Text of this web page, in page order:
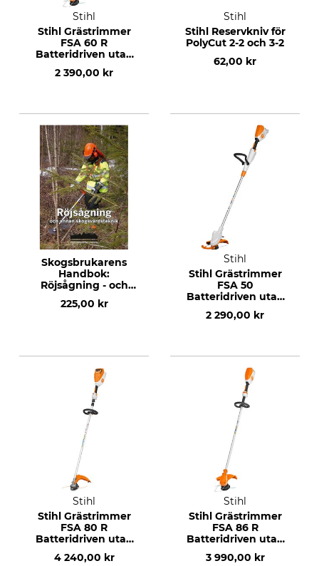
Stihl
Stihl Grästrimmer
FSA 60 R
Batteridriven utan
batteri och laddare
2 390,00 kr
Stihl
Stihl Reservkniv för
PolyCut 2-2 och 3-2
62,00 kr
Skogsbrukarens
Handbok:
Röjsågning - och
annan
skogsvårdsteknik
225,00 kr
Stihl
Stihl Grästrimmer
FSA 50
Batteridriven utan
batteri och laddare
2 290,00 kr
Stihl
Stihl Grästrimmer
FSA 80 R
Batteridriven utan
batteri och laddare
4 240,00 kr
Stihl
Stihl Grästrimmer
FSA 86 R
Batteridriven utan
batteri och laddare
3 990,00 kr